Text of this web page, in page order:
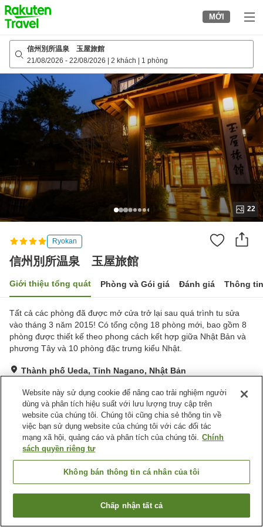
to
top
page
MỚI
信州別所温泉 玉屋旅館
21/08/2026 - 22/08/2026 2 khách 1 phòng
22
Ryokan
信州別所温泉 玉屋旅館
Giới thiệu tổng quát Phòng và Gói giá Đánh giá Thông
Tất cả các phòng đã được mở cửa trở lại sau quá trình tu sửa
vào tháng 3 năm 2015! Có tổng cộng 18 phòng mới, bao gồm 8
phòng được thiết kế theo phong cách kết hợp giữa Nhật Bản và
phương Tây và 10 phòng đặc trưng kiểu Nhật.
Thành phố Ueda, Tỉnh Nagano, Nhật Bản
Xuất sắc Đánh giá:180lượt
Tiện nghi chỗ nghỉ
Bãi đỗ xe
Trang chủ Nhật Bản Tỉnh Nagano
Thành phố Ueda
Tìm phòng trống
Website này sử dụng cookie để nâng cao trải nghiệm người
dùng và phân tích hiệu suất với lưu lượng truy cập trên
website của chúng tôi. Chúng tôi cũng chia sẻ thông tin về
việc bạn sử dụng website của chúng tôi với các đối tác
mạng xã hội, quảng cáo và phân tích của chúng tôi. Chính
sách quyền riêng tư
Không bán thông tin cá nhân của tôi
Chấp nhận tất cả